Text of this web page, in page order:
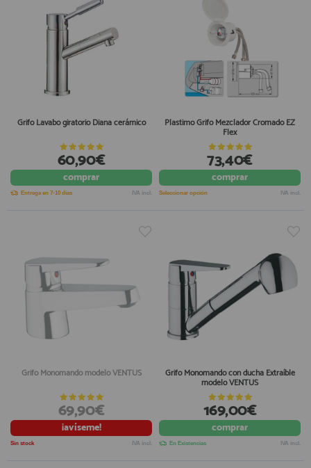
Grifo Lavabo giratorio Diana cerámico
60,90€
comprar
Entrega en 7-10 días IVA incl.
Plastimo Grifo Mezclador Cromado EZ
Flex
73,40€
comprar
Seleccionar opción IVA incl.
Grifo Monomando modelo VENTUS
69,90€
¡avíseme!
Sin stock IVA incl.
Grifo Monomando con ducha Extraíble
modelo VENTUS
169,00€
comprar
En Existencias IVA incl.